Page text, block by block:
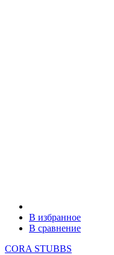
В избранное
В сравнение
CORA STUBBS